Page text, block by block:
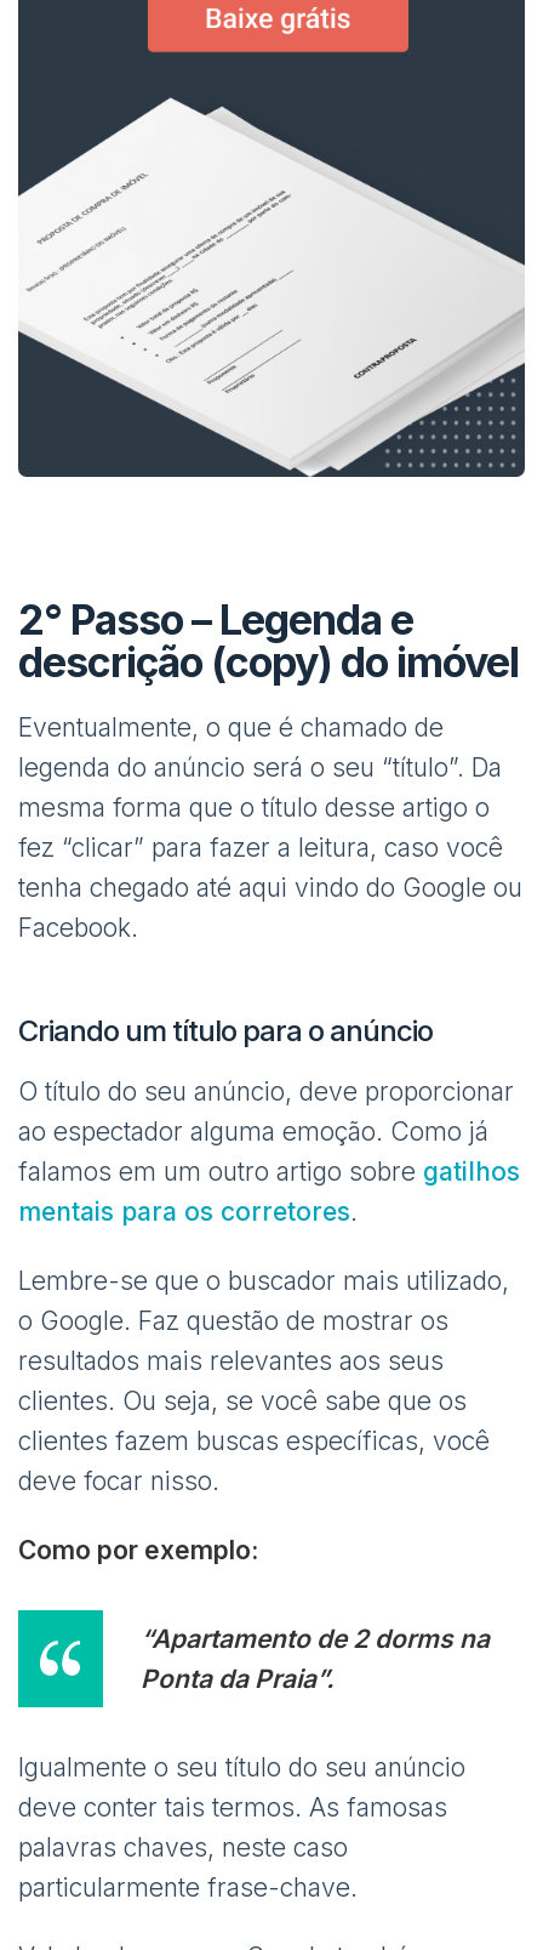
2° Passo – Legenda e
descrição (copy) do imóvel
Eventualmente, o que é chamado de
legenda do anúncio será o seu “título”. Da
mesma forma que o título desse artigo o
fez “clicar” para fazer a leitura, caso você
tenha chegado até aqui vindo do Google ou
Facebook.
Criando um título para o anúncio
O título do seu anúncio, deve proporcionar
ao espectador alguma emoção. Como já
falamos em um outro artigo sobre gatilhos
mentais para os corretores.
Lembre-se que o buscador mais utilizado,
o Google. Faz questão de mostrar os
resultados mais relevantes aos seus
clientes. Ou seja, se você sabe que os
clientes fazem buscas específicas, você
deve focar nisso.
Como por exemplo:
“Apartamento de 2 dorms na
Ponta da Praia”.
Igualmente o seu título do seu anúncio
deve conter tais termos. As famosas
palavras chaves, neste caso
particularmente frase-chave.